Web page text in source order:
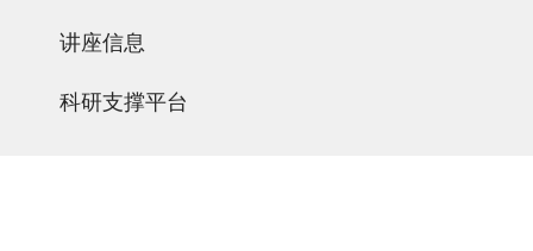
讲座信息
科研支撑平台